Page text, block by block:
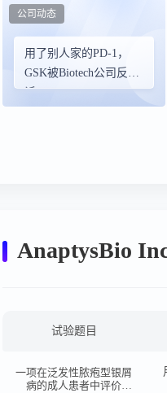
用了别人家的PD-1，
GSK被Biotech公司反起
诉
公司动态
AnaptysBio
试验题目
一项在泛发性脓疱型银屑
病的成人患者中评价